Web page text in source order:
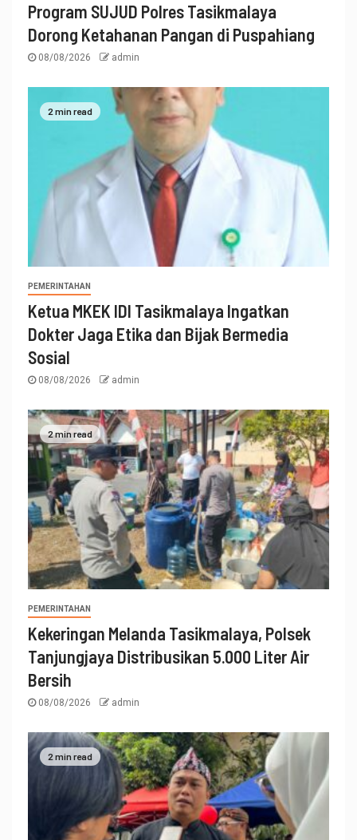
Program SUJUD Polres Tasikmalaya
Dorong Ketahanan Pangan di Puspahiang
08/08/2026 admin
2 min read
PEMERINTAHAN
Ketua MKEK IDI Tasikmalaya Ingatkan
Dokter Jaga Etika dan Bijak Bermedia
Sosial
08/08/2026 admin
2 min read
PEMERINTAHAN
Kekeringan Melanda Tasikmalaya, Polsek
Tanjungjaya Distribusikan 5.000 Liter Air
Bersih
08/08/2026 admin
2 min read